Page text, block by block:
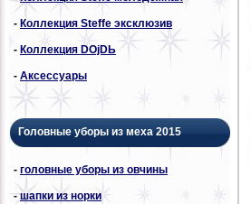
- Коллекция Steffe эксклюзив
- Коллекция DОjDЬ
- Аксессуары
Головные уборы из меха 2015
- головные уборы из овчины
-шапки из норки